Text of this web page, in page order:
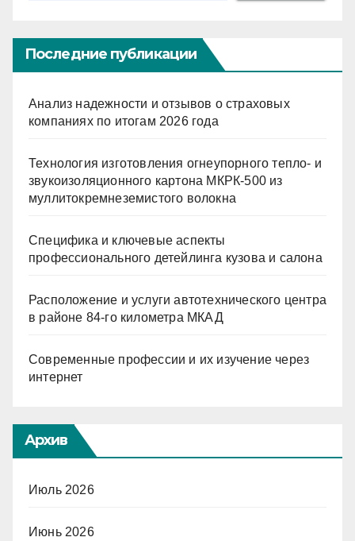
Последние публикации
Анализ надежности и отзывов о страховых
компаниях по итогам 2026 года
Технология изготовления огнеупорного тепло- и
звукоизоляционного картона МКРК-500 из
муллитокремнеземистого волокна
Специфика и ключевые аспекты
профессионального детейлинга кузова и салона
Расположение и услуги автотехнического центра
в районе 84-го километра МКАД
Современные профессии и их изучение через
интернет
Архив
Июль 2026
Июнь 2026